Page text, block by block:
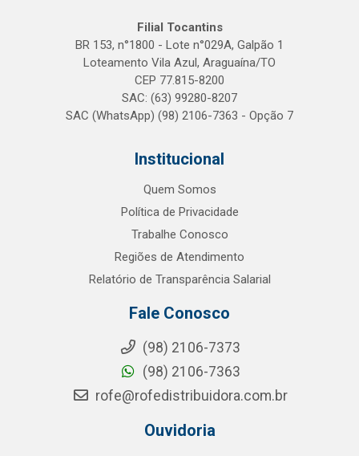
Filial Tocantins
BR 153, n°1800 - Lote n°029A, Galpão 1
Loteamento Vila Azul, Araguaína/TO
CEP 77.815-8200
SAC: (63) 99280-8207
SAC (WhatsApp) (98) 2106-7363 - Opção 7
Institucional
Quem Somos
Política de Privacidade
Trabalhe Conosco
Regiões de Atendimento
Relatório de Transparência Salarial
Fale Conosco
(98) 2106-7373
(98) 2106-7363
rofe@rofedistribuidora.com.br
Ouvidoria